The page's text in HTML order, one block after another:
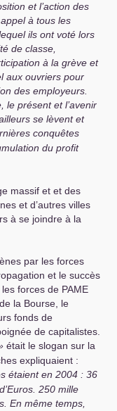
et l’action des
à tous les
ils ont voté lors
de classe,
à la grève et
aux ouvriers pour
des employeurs.
le présent et l’avenir
se lèvent et
conquêtes
du profit
massif et et des
et d’autres villes
à se joindre à la
par les forces
et le succès
forces de PAME
la Bourse, le
fonds de
de capitalistes.
était le slogan sur la
expliquaient :
étaient en 2004 : 36
250 mille
En même temps,